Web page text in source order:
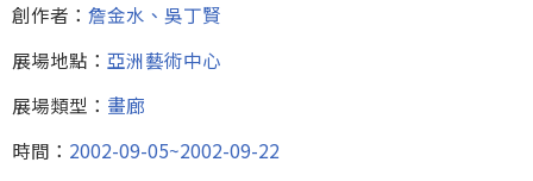
創作者： 詹金水、吳丁賢
展場地點： 亞洲藝術中心
展場類型： 畫廊
時間： 2002-09-05~2002-09-22